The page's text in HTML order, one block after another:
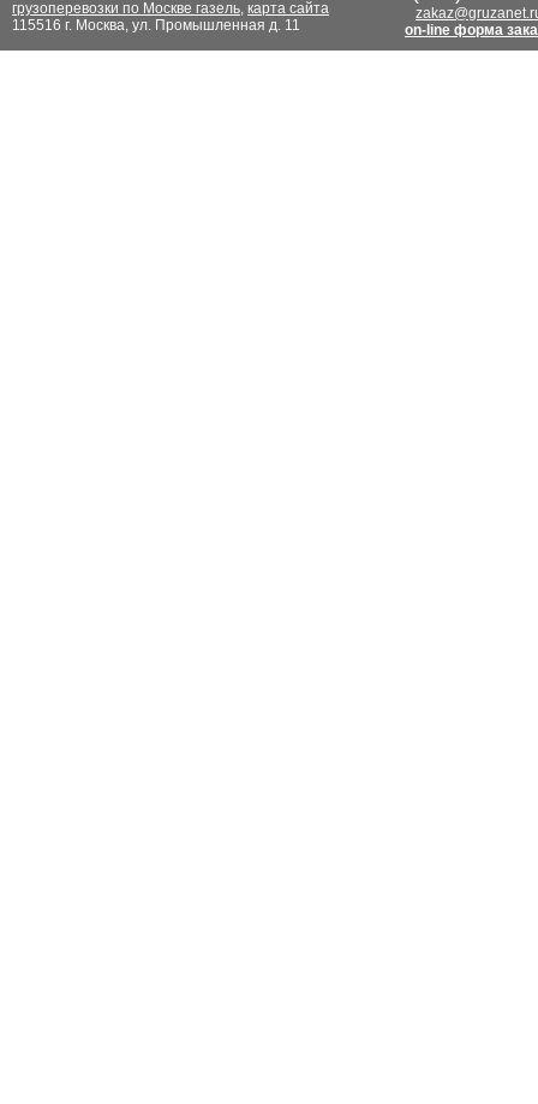
грузоперевозки по Москве газель, карта сайта
115516 г. Москва, ул. Промышленная д. 11
on-line форма